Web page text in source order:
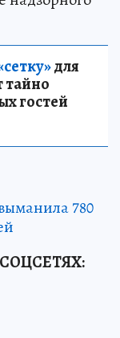
для
тайно
гостей
780